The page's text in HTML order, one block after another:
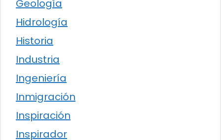
Geología
Hidrología
Historia
Industria
Ingeniería
Inmigración
Inspiración
Inspirador